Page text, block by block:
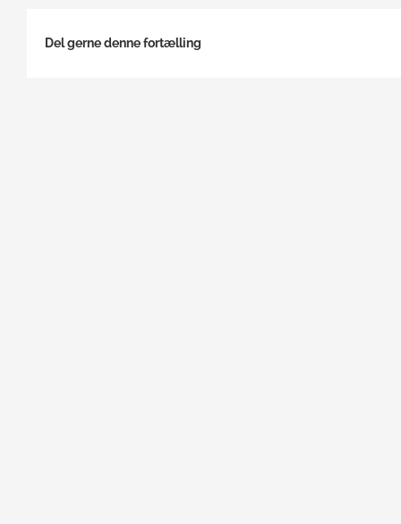
Del gerne denne fortælling